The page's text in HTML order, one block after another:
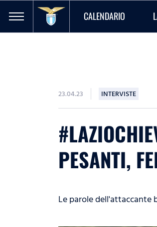
CALENDARIO
23.04.23 INTERVISTE
PESANTI,
Le parole dell'attaccante